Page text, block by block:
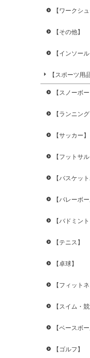
【ワークシュ
【その他】
【インソール
【スポーツ用品
【スノーボー
【ランニング
【サッカー】
【フットサル
【バスケッ
【バレーボー
【バドミント
【テニス】
【卓球】
【フィット
【スイム・競
【ベースボー
【ゴルフ】